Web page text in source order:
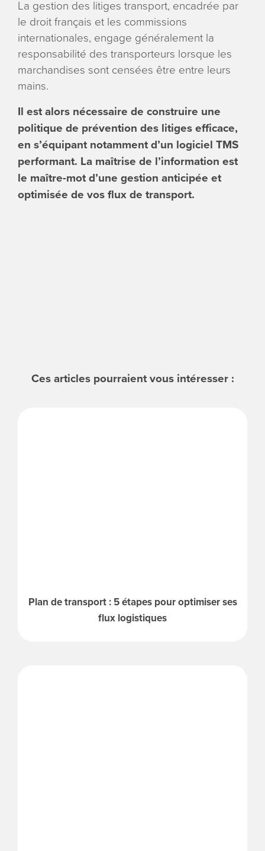
La gestion des litiges transport, encadrée par
le droit français et les commissions
internationales, engage généralement la
responsabilité des transporteurs lorsque les
marchandises sont censées être entre leurs
mains.
Il est alors nécessaire de construire une
politique de prévention des litiges efficace,
en s’équipant notamment d’un logiciel TMS
performant. La maîtrise de l’information est
le maître-mot d’une gestion anticipée et
optimisée de vos flux de transport.
Ces articles pourraient vous intéresser :
Plan de transport : 5 étapes pour optimiser ses
flux logistiques